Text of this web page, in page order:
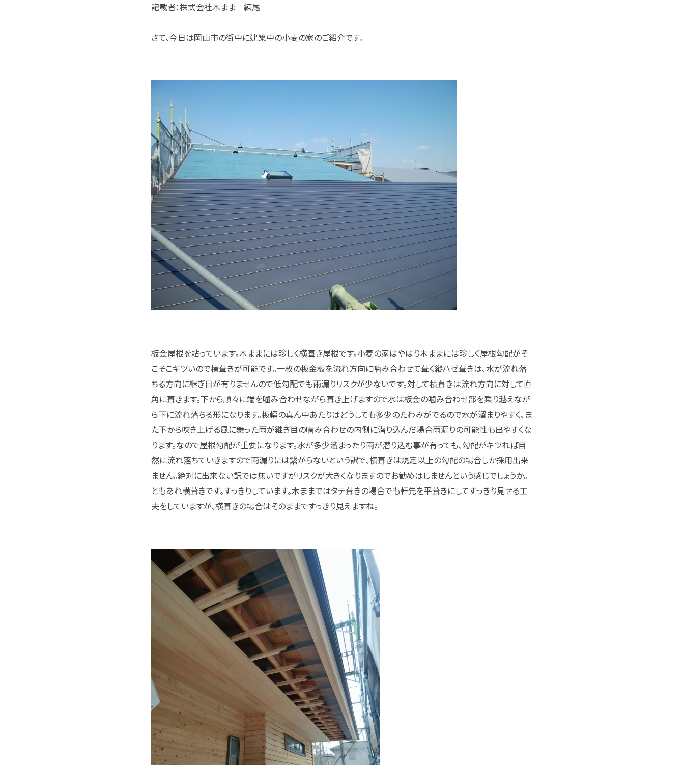
記載者：株式会社木まま 練尾
さて、今日は岡山市の街中に建築中の小麦の家のご紹介です。
板金屋根を貼っています。木ままには珍しく横葺き屋根です。小麦の家はやはり木ままには珍しく屋根勾配がそ
こそこキツいので横葺きが可能です。一枚の板金板を流れ方向に噛み合わせて葺く縦ハゼ葺きは、水が流れ落
ちる方向に継ぎ目が有りませんので低勾配でも雨漏りリスクが少ないです。対して横葺きは流れ方向に対して直
角に葺きます。下から順々に端を噛み合わせながら葺き上げますので水は板金の噛み合わせ部を乗り越えなが
ら下に流れ落ちる形になります。板幅の真ん中あたりはどうしても多少のたわみがでるので水が溜まりやすく、ま
た下から吹き上げる風に舞った雨が継ぎ目の噛み合わせの内側に潜り込んだ場合雨漏りの可能性も出やすくな
ります。なので屋根勾配が重要になります。水が多少溜まったり雨が潜り込む事が有っても、勾配がキツれば自
然に流れ落ちていきますので雨漏りには繋がらないという訳で、横葺きは規定以上の勾配の場合しか採用出来
ません。絶対に出来ない訳では無いですがリスクが大きくなりますのでお勧めはしませんという感じでしょうか。
ともあれ横葺きです。すっきりしています。木ままではタテ葺きの場合でも軒先を平葺きにしてすっきり見せる工
夫をしていますが、横葺きの場合はそのままですっきり見えますね。